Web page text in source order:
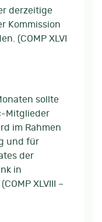
derzeitige
Kommission
(COMP XLVI
sollte
Mitglieder
im Rahmen
und für
der
in
XLVIII –